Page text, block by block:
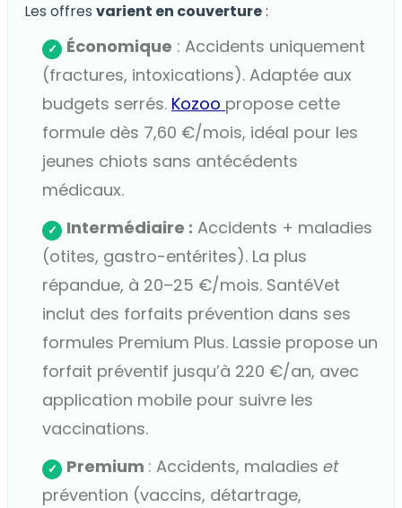
Les offres varient en couverture:
✓ Économique : Accidents uniquement
(fractures, intoxications). Adaptée aux
budgets serrés. Kozoo propose cette
formule dès 7,60 €/mois, idéal pour les
jeunes chiots sans antécédents
médicaux.
✓ Intermédiaire : Accidents + maladies
(otites, gastro-entérites). La plus
répandue, à 20–25 €/mois. SantéVet
inclut des forfaits prévention dans ses
formules Premium Plus. Lassie propose un
forfait préventif jusqu’à 220 €/an, avec
application mobile pour suivre les
vaccinations.
✓ Premium : Accidents, maladies et
prévention (vaccins, détartrage,